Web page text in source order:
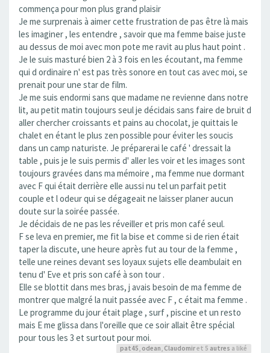
commença pour mon plus grand plaisir
Je me surprenais à aimer cette frustration de pas être là mais
les imaginer , les entendre , savoir que ma femme baise juste
au dessus de moi avec mon pote me ravit au plus haut point .
Je le suis masturé bien 2 à 3 fois en les écoutant, ma femme
qui d ordinaire n' est pas très sonore en tout cas avec moi, se
prenait pour une star de film.
Je me suis endormi sans que madame ne revienne dans notre
lit, au petit matin toujours seul je décidais sans faire de bruit d
aller chercher croissants et pains au chocolat, je quittais le
chalet en étant le plus zen possible pour éviter les soucis
dans un camp naturiste. Je préparerai le café ' dressait la
table , puis je le suis permis d' aller les voir et les images sont
toujours gravées dans ma mémoire , ma femme nue dormant
avec F qui était derrière elle aussi nu tel un parfait petit
couple et l odeur qui se dégageait ne laisser planer aucun
doute sur la soirée passée.
Je décidais de ne pas les réveiller et pris mon café seul.
F se leva en premier, me fit la bise et comme si de rien était
taper la discute, une heure après fut au tour de la femme ,
telle une reines devant ses loyaux sujets elle deambulait en
tenu d' Eve et pris son café à son tour .
Elle se blottit dans mes bras, j avais besoin de ma femme de
montrer que malgré la nuit passée avec F , c était ma femme .
Le programme du jour était plage , surf , piscine et un resto
mais E me glissa dans l'oreille que ce soir allait être spécial
pour tous les 3 et surtout pour moi.
pat45, odean, Claudomiret 5 autres a liké